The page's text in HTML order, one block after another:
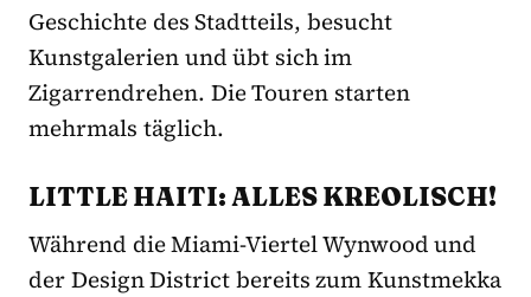
Geschichte des Stadtteils, besucht
Kunstgalerien und übt sich im
Zigarrendrehen. Die Touren starten
mehrmals täglich.
LITTLE HAITI: ALLES KREOLISCH!
Während die Miami-Viertel Wynwood und
der Design District bereits zum Kunstmekka